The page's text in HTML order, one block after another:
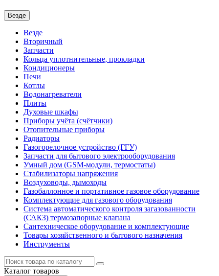
Везде
Везде
Вторичный
Запчасти
Кольца уплотнительные, прокладки
Кондиционеры
Печи
Котлы
Водонагреватели
Плиты
Духовые шкафы
Приборы учёта (счётчики)
Отопительные приборы
Радиаторы
Газогорелочное устройство (ГГУ)
Запчасти для бытового электрооборудования
Умный дом (GSM-модули, термостаты)
Cтабилизаторы напряжения
Воздуховоды, дымоходы
Газобаллонное и портативное газовое оборудование
Комплектующие для газового оборудования
Система автоматического контроля загазованности
(САКЗ) термозапорные клапана
Сантехническое оборудование и комплектующие
Товары хозяйственного и бытового назначения
Инструменты
Каталог товаров